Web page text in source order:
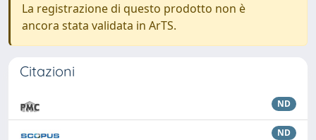
La registrazione di questo prodotto non è
ancora stata validata in ArTS.
Citazioni
ND
ND